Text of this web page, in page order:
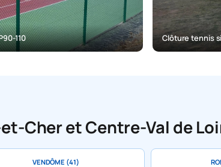
110 Clôture tennis
Cher et Centre-Val de
VENDÔME (41)